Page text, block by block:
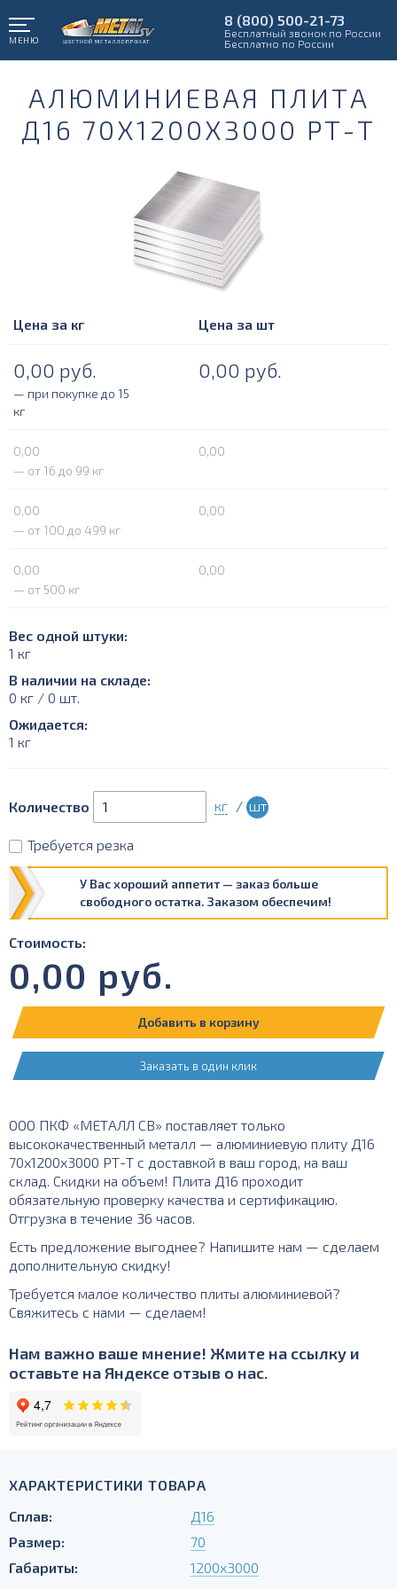
МЕНЮ
8 (800) 500-21-73
Бесплатный звонок по России
Бесплатно по России
АЛЮМИНИЕВАЯ ПЛИТА
Д16 70Х1200Х3000 РТ-Т
Цена за кг Цена за шт
0,00 руб. 0,00 руб.
— при покупке до 15
кг
0,00
0,00
— от 16 до 99 кг
0,00
0,00
— от 100 до 499 кг
0,00
0,00
— от 500 кг
Вес одной штуки:
1 кг
В наличии на складе:
0 кг / 0 шт.
Ожидается:
1 кг
Количество кг / шт
Требуется резка
У Вас хороший аппетит — заказ больше
свободного остатка. Заказом обеспечим!
Стоимость:
0,00 руб.
Добавить в корзину
Заказать в один клик
ООО ПКФ «МЕТАЛЛ СВ» поставляет только
высококачественный металл — алюминиевую плиту Д16
70х1200х3000 РТ-Т с доставкой в ваш город, на ваш
склад. Скидки на объем! Плита Д16 проходит
обязательную проверку качества и сертификацию.
Отгрузка в течение 36 часов.
Есть предложение выгоднее? Напишите нам — сделаем
дополнительную скидку!
Требуется малое количество плиты алюминиевой?
Свяжитесь с нами — сделаем!
Нам важно ваше мнение! Жмите на ссылку и
оставьте на Яндексе отзыв о нас.
ХАРАКТЕРИСТИКИ ТОВАРА
Сплав:
Д16
Размер:
70
Габариты:
1200х3000